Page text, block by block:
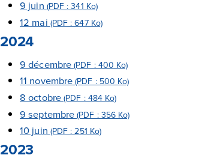
9 juin (PDF : 341 Ko)
12 mai (PDF : 647 Ko)
2024
9 décembre(PDF : 400 Ko)
11 novembre(PDF : 500 Ko)
8 octobre (PDF : 484 Ko)
9 septembre(PDF : 356 Ko)
10 juin (PDF : 251 Ko)
2023